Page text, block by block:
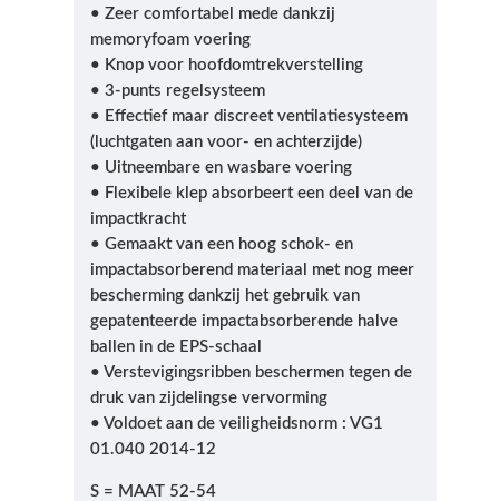
• Zeer comfortabel mede dankzij
memoryfoam voering
• Knop voor hoofdomtrekverstelling
• 3-punts regelsysteem
• Effectief maar discreet ventilatiesysteem
(luchtgaten aan voor- en achterzijde)
• Uitneembare en wasbare voering
• Flexibele klep absorbeert een deel van de
impactkracht
• Gemaakt van een hoog schok- en
impactabsorberend materiaal met nog meer
bescherming dankzij het gebruik van
gepatenteerde impactabsorberende halve
ballen in de EPS-schaal
• Verstevigingsribben beschermen tegen de
druk van zijdelingse vervorming
• Voldoet aan de veiligheidsnorm : VG1
01.040 2014-12
S = MAAT 52-54